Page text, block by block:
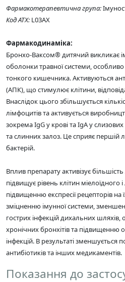
Фармакотерапевтична група:
Код АТХ: L03АX
Фармакодинаміка:
Бронхо-Ваксом® дитячий викликає
оболонки травної системи,
тонкого кишечника. Активуються
(АПК), що стимулює клітини,
Внаслідок цього збільшується
лімфоцитів та активується
зокрема IgG у крові та IgA у
та слинних залоз. Це сприяє першій
бактерій.
Вплив препарату активізує
підвищує рівень клітин міелоїдного
підвищенню експресії рецепторів на
зміцненню імунної системи,
гострих інфекцій дихальних
хронічних бронхітів та підвищенню
інфекцій. В результаті зменшується
антибіотиків та інших медикаментів.
Показання до